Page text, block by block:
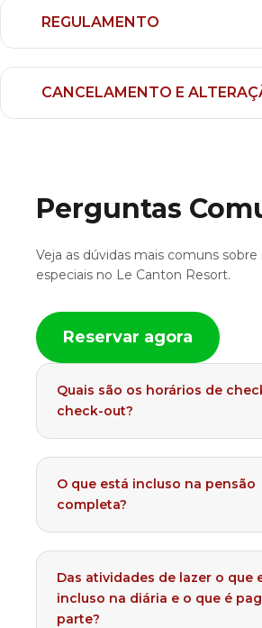
REGULAMENTO
CANCELAMENTO E
Perguntas
Veja as dúvidas mais comuns
especiais no Le Canton Resort.
Reservar agora
Quais são os horários de
check-out?
O que está incluso na pensão
completa?
Das atividades de lazer o que
incluso na diária e o que é
parte?